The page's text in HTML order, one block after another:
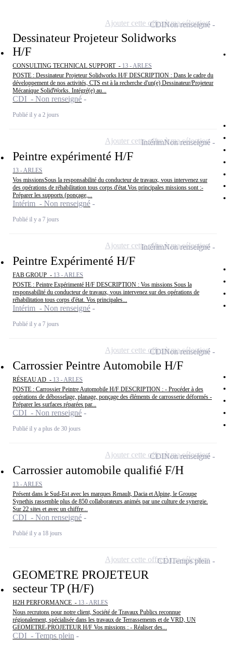
Dessinateur Projeteur Solidworks
H/F
CONSULTING TECHNICAL SUPPORT - 13 - ARLES
POSTE : Dessinateur Projeteur Solidworks H/F DESCRIPTION : Dans le cadre du
développement de nos activités, CTS est à la recherche d'un(e) Dessinateur/Projeteur
Mécanique SolidWorks. Intégré(e) au...
CDI - Non renseigné
Publié il y a 2 jours
CDINon renseigné
Ajouter cette offre à ma sélection
Peintre expérimenté H/F
13 - ARLES
Vos missionsSous la responsabilité du conducteur de travaux, vous intervenez sur
des opérations de réhabilitation tous corps d'état.Vos principales missions sont :-
Préparer les supports (ponçage,...
Intérim - Non renseigné
Publié il y a 7 jours
IntérimNon renseigné
Ajouter cette offre à ma sélection
Peintre Expérimenté H/F
FAB GROUP - 13 - ARLES
POSTE : Peintre Expérimenté H/F DESCRIPTION : Vos missions Sous la
responsabilité du conducteur de travaux, vous intervenez sur des opérations de
réhabilitation tous corps d'état. Vos principales...
Intérim - Non renseigné
Publié il y a 7 jours
IntérimNon renseigné
Ajouter cette offre à ma sélection
Carrossier Peintre Automobile H/F
RÉSEAU AD - 13 - ARLES
POSTE : Carrossier Peintre Automobile H/F DESCRIPTION : - Procéder à des
opérations de débosselage, planage, ponçage des éléments de carrosserie déformés -
Préparer les surfaces réparées par...
CDI - Non renseigné
Publié il y a plus de 30 jours
CDINon renseigné
Ajouter cette offre à ma sélection
Carrossier automobile qualifié F/H
13 - ARLES
Présent dans le Sud-Est avec les marques Renault, Dacia et Alpine, le Groupe
Synethis rassemble plus de 850 collaborateurs animés par une culture de synergie.
Sur 22 sites et avec un chiffre...
CDI - Non renseigné
Publié il y a 18 jours
CDINon renseigné
Ajouter cette offre à ma sélection
GEOMETRE PROJETEUR
secteur TP (H/F)
H2H PERFORMANCE - 13 - ARLES
Nous recrutons pour notre client, Société de Travaux Publics reconnue
régionalement, spécialisée dans les travaux de Terrassements et de VRD, UN
GEOMETRE-PROJETEUR H/F Vos missions : - Réaliser des...
CDI - Temps plein
CDITemps plein
Ajouter cette offre à ma sélection